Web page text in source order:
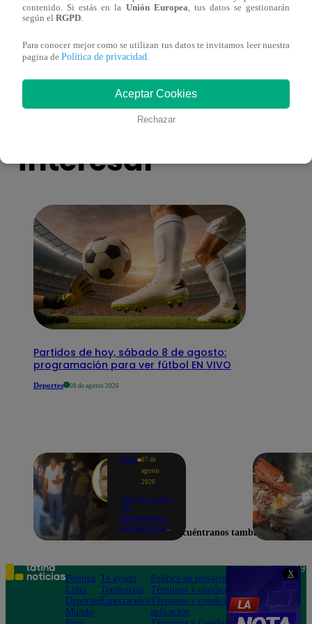
X
toma una difícil decisión por el futuro de
También te puede
interesar
Partidos de hoy, sábado 8 de agosto:
programación para ver fútbol EN VIVO
Deportes 08 de agosto 2026
Perú 07 de
agosto
2026
Giro en caso
de
empresario
secuestrado
cuentas
contenido. Si estás en la Unión Europea, tus datos se gestionarán
según el RGPD.
Para conocer mejor como se utilizan tus datos te invitamos leer nuestra
pagina de Política de privacidad.
Aceptar Cookies
Rechazar
Encuéntranos también en
Política
Lima
Deportes
Mundo
Te ayudo
Tendencias
Espectáculos
Política de privacidad
Términos y condiciones
Términos y condiciones
aplicación
Teléfono: 219
Av. San
Felipe 968
Jesús María